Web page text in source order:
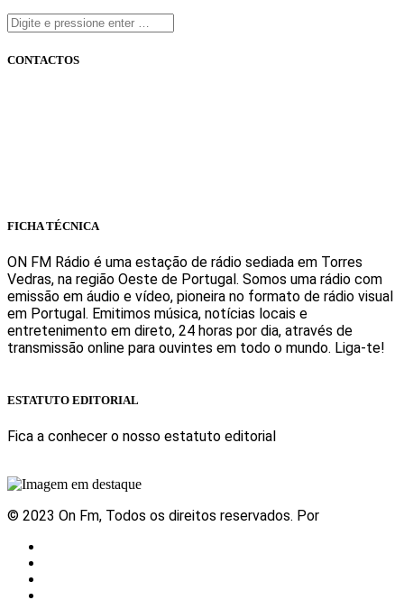
CONTACTOS
FICHA TÉCNICA
ON FM Rádio é uma estação de rádio sediada em Torres
Vedras, na região Oeste de Portugal. Somos uma rádio com
emissão em áudio e vídeo, pioneira no formato de rádio visual
em Portugal. Emitimos música, notícias locais e
entretenimento em direto, 24 horas por dia, através de
transmissão online para ouvintes em todo o mundo. Liga-te!
ESTATUTO EDITORIAL
Fica a conhecer o nosso estatuto editorial
© 2023 On Fm, Todos os direitos reservados. Por